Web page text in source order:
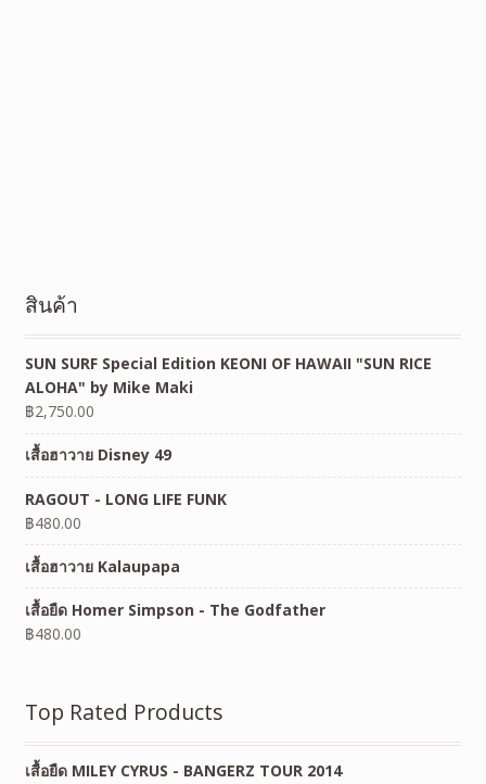
สินค้า
SUN SURF Special Edition KEONI OF HAWAII "SUN RICE
ALOHA" by Mike Maki
฿2,750.00
เสื้อฮาวาย Disney 49
RAGOUT - LONG LIFE FUNK
฿480.00
เสื้อฮาวาย Kalaupapa
เสื้อยืด Homer Simpson - The Godfather
฿480.00
Top Rated Products
เสื้อยืด MILEY CYRUS - BANGERZ TOUR 2014